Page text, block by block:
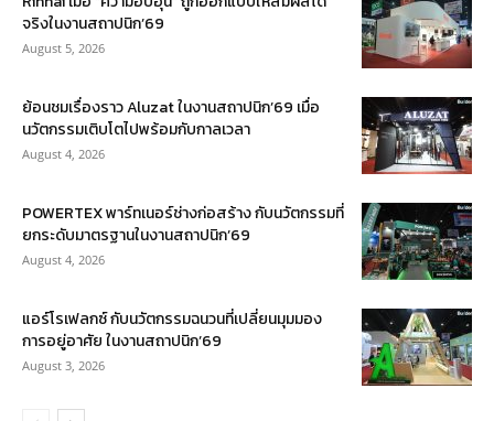
จริงในงานสถาปนิก’69
August 5, 2026
ย้อนชมเรื่องราว Aluzat ในงานสถาปนิก’69 เมื่อ
นวัตกรรมเติบโตไปพร้อมกับกาลเวลา
August 4, 2026
POWERTEX พาร์ทเนอร์ช่างก่อสร้าง กับนวัตกรรมที่
ยกระดับมาตรฐานในงานสถาปนิก’69
August 4, 2026
แอร์โรเฟลกซ์ กับนวัตกรรมฉนวนที่เปลี่ยนมุมมอง
การอยู่อาศัย ในงานสถาปนิก’69
August 3, 2026